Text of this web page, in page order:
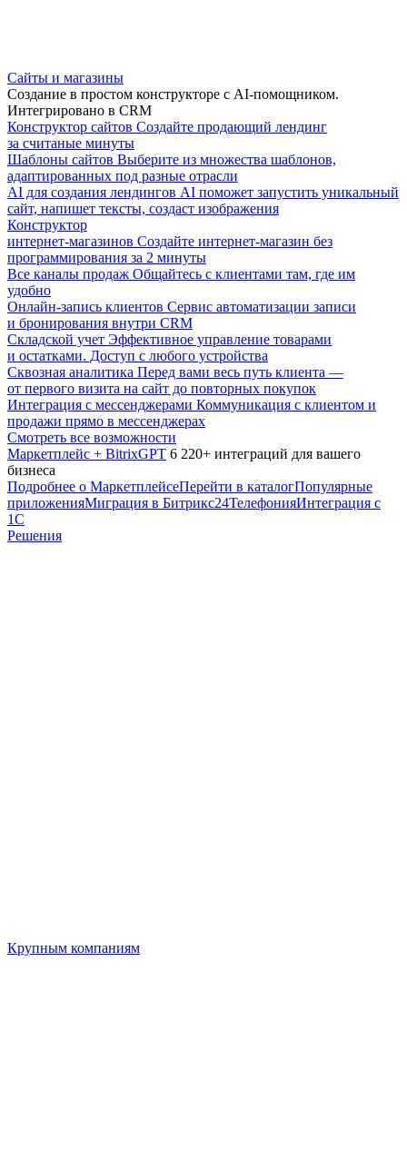
Сайты и магазины
Создание в простом конструкторе с AI-помощником.
Интегрировано в CRM
Конструктор сайтов Создайте продающий лендинг
за считаные минуты
Шаблоны сайтов Выберите из множества шаблонов,
адаптированных под разные отрасли
AI для создания лендингов AI поможет запустить уникальный
сайт, напишет тексты, создаст изображения
Конструктор
интернет-магазинов Создайте интернет-магазин без
программирования за 2 минуты
Все каналы продаж Общайтесь с клиентами там, где им
удобно
Онлайн-запись клиентов Сервис автоматизации записи
и бронирования внутри CRM
Складской учет Эффективное управление товарами
и остатками. Доступ с любого устройства
Сквозная аналитика Перед вами весь путь клиента —
от первого визита на сайт до повторных покупок
Интеграция с мессенджерами Коммуникация с клиентом и
продажи прямо в мессенджерах
Смотреть все возможности
Маркетплейс + BitrixGPT 6 220+ интеграций для вашего
бизнеса
Подробнее о МаркетплейсеПерейти в каталогПопулярные
приложенияМиграция в Битрикс24ТелефонияИнтеграция с
1С
Решения
Крупным компаниям